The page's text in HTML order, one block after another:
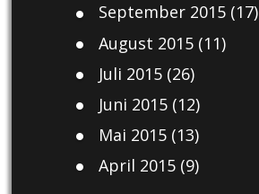
September 2015(17)
August 2015(11)
Juli 2015(26)
Juni 2015(12)
Mai 2015(13)
April 2015(9)